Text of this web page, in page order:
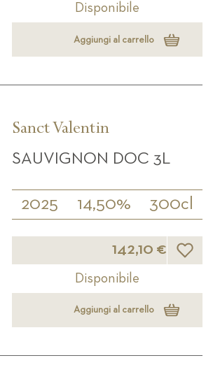
Disponibile
Aggiungi al carrello
Sanct Valentin
SAUVIGNON DOC 3L
2025 14,50% 300cl
142,10 €
Disponibile
Aggiungi al carrello